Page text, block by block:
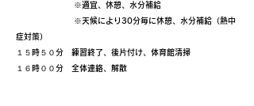
※適宜、休憩、水分補給
※天候により30分毎に休憩、水分補給（熱中
症対策）
１５時５０分 練習終了、後片付け、体育館清掃
１６時００分 全体連絡、解散